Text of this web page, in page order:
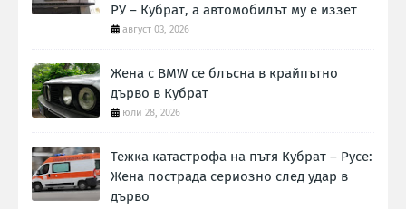
РУ – Кубрат, а автомобилът му е иззет
август 03, 2026
Жена с BMW се блъсна в крайпътно
дърво в Кубрат
юли 28, 2026
Тежка катастрофа на пътя Кубрат – Русе:
Жена пострада сериозно след удар в
дърво